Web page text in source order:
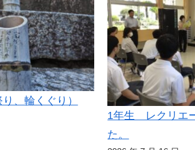
、輪くぐり）
1年生 レクリエ
た。